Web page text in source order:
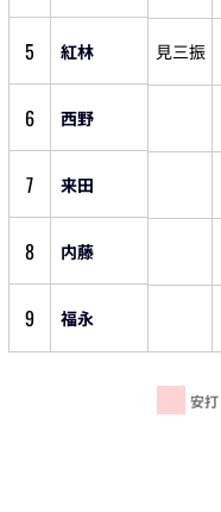
5 紅林 見三振
6 西野
7 来田
8 内藤
9 福永
安打